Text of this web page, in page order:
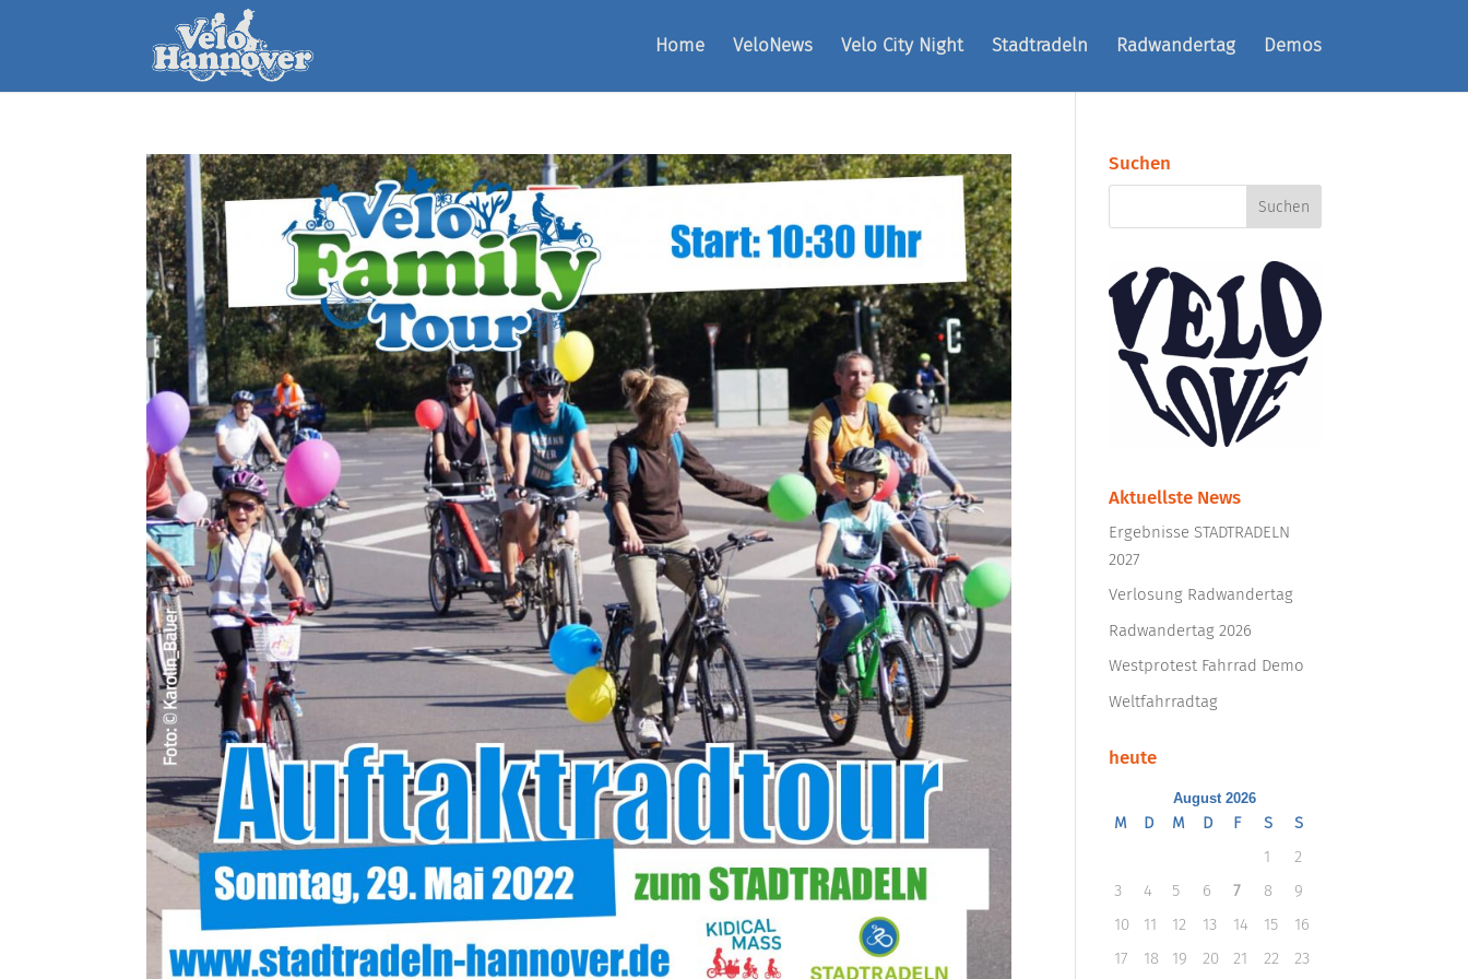
Home VeloNews Velo City Night Stadtradeln Radwandertag Demos
Suchen
Aktuellste News
Ergebnisse STADTRADELN
2027
Verlosung Radwandertag
Radwandertag 2026
Westprotest Fahrrad Demo
Weltfahrradtag
heute
August 2026
M D M D F S
S
1
2
3
4 5 6 7 8
9
10
11 12 13 14 15
16
17
18 19 20 21 22 23